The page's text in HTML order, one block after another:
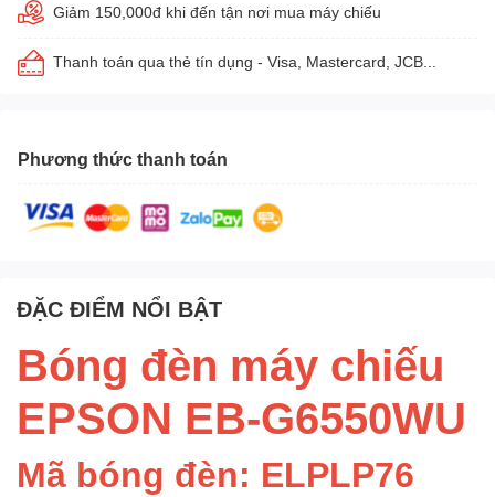
Giảm 150,000đ khi đến tận nơi mua máy chiếu
Thanh toán qua thẻ tín dụng - Visa, Mastercard, JCB...
Phương thức thanh toán
ĐẶC ĐIỂM NỔI BẬT
Bóng đèn máy chiếu
EPSON EB-G6550WU
Mã bóng đèn: ELPLP76